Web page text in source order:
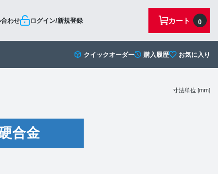
わせ ログイン/新規登録 0
カート
クイックオーダー 購入履歴 お気に入り
合金
寸法単位 [mm]